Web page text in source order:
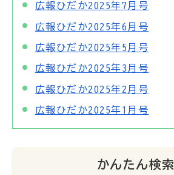
広報ひだか2025年7月号
広報ひだか2025年6月号
広報ひだか2025年5月号
広報ひだか2025年3月号
広報ひだか2025年2月号
広報ひだか2025年1月号
かんたん検索